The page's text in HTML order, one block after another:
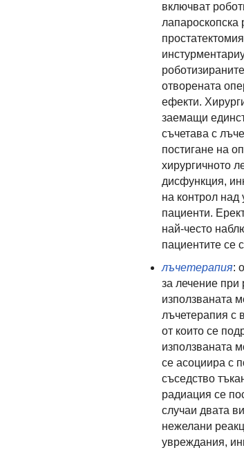
включват
лапароскопска
отворената
ефекти.
заемащи
съчетава с
постигане на
хирургичното
дисфункция,
на контрол над
пациенти.
най-често
пациентите се
лъчетерапия:
за лечение при
използваната
лъчетерапия с
от които се
използваната
се асоциира с
съседство
радиация се
случаи двата
нежелани
увреждания,